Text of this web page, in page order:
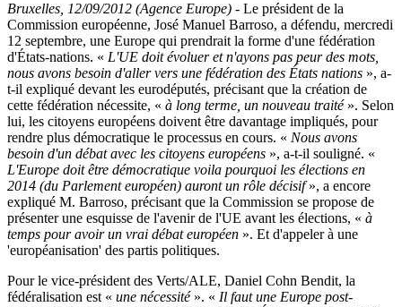
Bruxelles, 12/09/2012 (Agence Europe) - Le président de la
Commission européenne, José Manuel Barroso, a défendu, mercredi
12 septembre, une Europe qui prendrait la forme d'une fédération
d'États-nations. « L'UE doit évoluer et n'ayons pas peur des mots,
nous avons besoin d'aller vers une fédération des États nations », a-
t-il expliqué devant les eurodéputés, précisant que la création de
cette fédération nécessite, « à long terme, un nouveau traité». Selon
lui, les citoyens européens doivent être davantage impliqués, pour
rendre plus démocratique le processus en cours. « Nous avons
besoin d'un débat avec les citoyens européens », a-t-il souligné. «
L'Europe doit être démocratique voila pourquoi les élections en
2014 (du Parlement européen) auront un rôle décisif», a encore
expliqué M. Barroso, précisant que la Commission se propose de
présenter une esquisse de l'avenir de l'UE avant les élections, « à
temps pour avoir un vrai débat européen ». Et d'appeler à une
'européanisation' des partis politiques.
Pour le vice-président des Verts/ALE, Daniel Cohn Bendit, la
fédéralisation est « une nécessité». « Il faut une Europe post-